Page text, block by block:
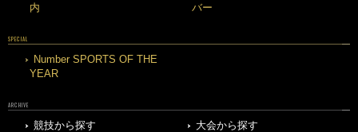
内
バー
SPECIAL
Number SPORTS OF THE
YEAR
ARCHIVE
競技から探す
大会から探す